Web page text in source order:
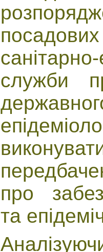
санітарно-
служби
про
та